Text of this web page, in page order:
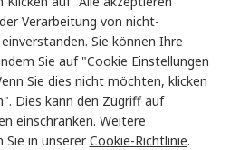
Datenschutz
Zahlungsbedingungen
Entsorgung
Elektrogeräte/Batterien
Verarbeitung von nicht-
Sie können Ihre
Sie auf "Cookie Einstellungen
Sie dies nicht möchten, klicken
Dies kann den Zugriff auf
einschränken. Weitere
in unsererCookie-Richtlinie.